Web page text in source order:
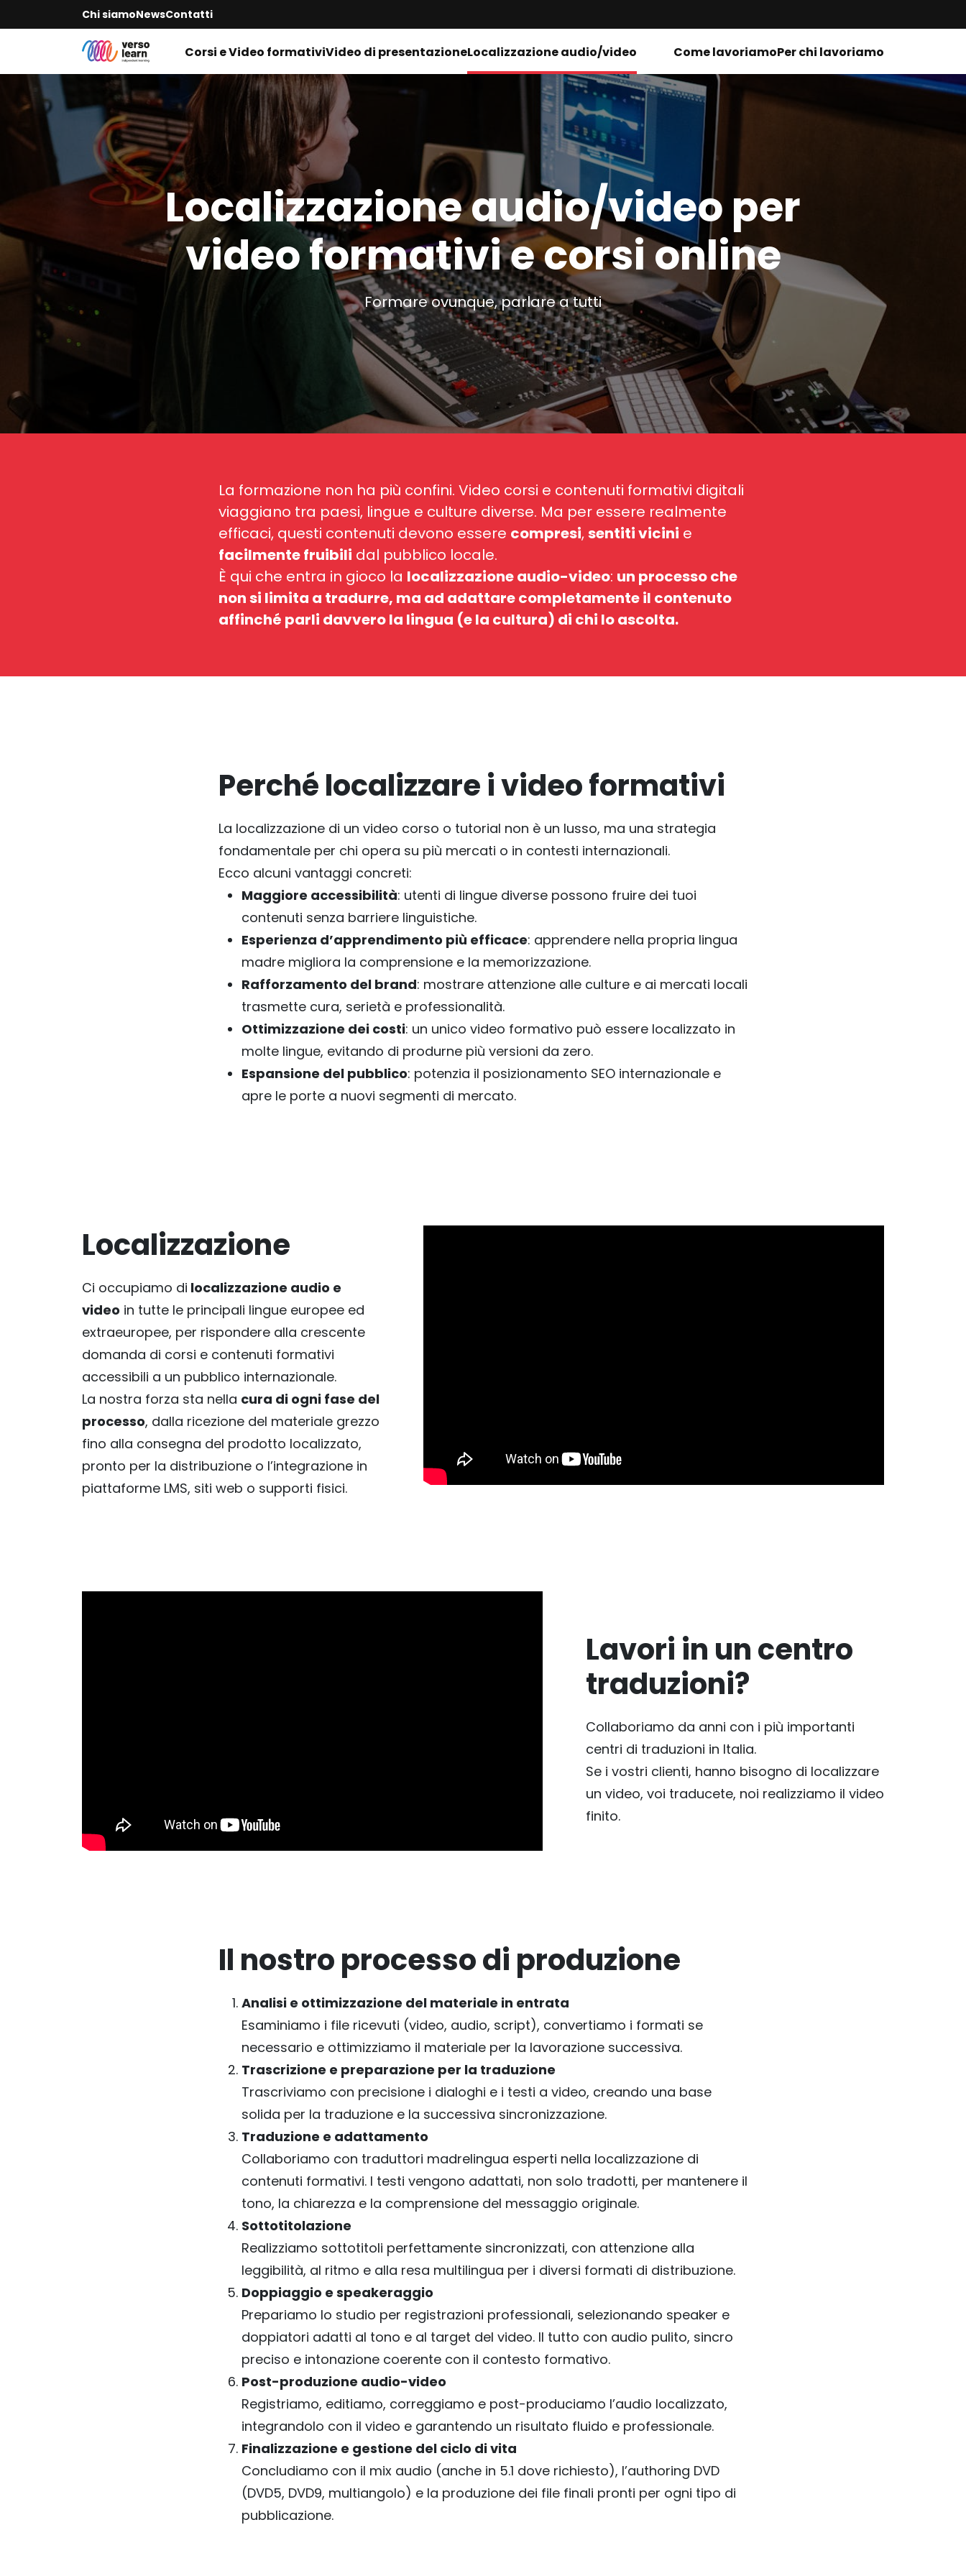
Chi siamoNewsContatti
Corsi e Video formativiVideo di presentazioneLocalizzazione audio/video Come lavoriamoPer chi lavoriamo
Localizzazione audio/video per
video formativi e corsi online
Formare ovunque, parlare a tutti
La formazione non ha più confini. Video corsi e contenuti formativi digitali
viaggiano tra paesi, lingue e culture diverse. Ma per essere realmente
efficaci, questi contenuti devono essere compresi,sentiti vicini e
facilmente fruibili dal pubblico locale.
È qui che entra in gioco la localizzazione audio-video: un processo che
non si limita a tradurre, ma ad adattare completamente il contenuto
affinché parli davvero la lingua (e la cultura) di chi lo ascolta.
Perché localizzare i video formativi
La localizzazione di un video corso o tutorial non è un lusso, ma una strategia
fondamentale per chi opera su più mercati o in contesti internazionali.
Ecco alcuni vantaggi concreti:
Maggiore accessibilità: utenti di lingue diverse possono fruire dei tuoi
contenuti senza barriere linguistiche.
Esperienza d’apprendimento più efficace: apprendere nella propria lingua
madre migliora la comprensione e la memorizzazione.
Rafforzamento del brand: mostrare attenzione alle culture e ai mercati locali
trasmette cura, serietà e professionalità.
Ottimizzazione dei costi: un unico video formativo può essere localizzato in
molte lingue, evitando di produrne più versioni da zero.
Espansione del pubblico: potenzia il posizionamento SEO internazionale e
apre le porte a nuovi segmenti di mercato.
Localizzazione
Ci occupiamo di localizzazione audio e
video in tutte le principali lingue europee ed
extraeuropee, per rispondere alla crescente
domanda di corsi e contenuti formativi
accessibili a un pubblico internazionale.
La nostra forza sta nella cura di ogni fase del
processo, dalla ricezione del materiale grezzo
fino alla consegna del prodotto localizzato,
pronto per la distribuzione o l’integrazione in
piattaforme LMS, siti web o supporti fisici.
Lavori in un centro
traduzioni?
Collaboriamo da anni con i più importanti
centri di traduzioni in Italia.
Se i vostri clienti, hanno bisogno di localizzare
un video, voi traducete, noi realizziamo il video
finito.
Il nostro processo di produzione
Analisi e ottimizzazione del materiale in entrata
Esaminiamo i file ricevuti (video, audio, script), convertiamo i formati se
necessario e ottimizziamo il materiale per la lavorazione successiva.
Trascrizione e preparazione per la traduzione
Trascriviamo con precisione i dialoghi e i testi a video, creando una base
solida per la traduzione e la successiva sincronizzazione.
Traduzione e adattamento
Collaboriamo con traduttori madrelingua esperti nella localizzazione di
contenuti formativi. I testi vengono adattati, non solo tradotti, per mantenere il
tono, la chiarezza e la comprensione del messaggio originale.
Sottotitolazione
Realizziamo sottotitoli perfettamente sincronizzati, con attenzione alla
leggibilità, al ritmo e alla resa multilingua per i diversi formati di distribuzione.
Doppiaggio e speakeraggio
Prepariamo lo studio per registrazioni professionali, selezionando speaker e
doppiatori adatti al tono e al target del video. Il tutto con audio pulito, sincro
preciso e intonazione coerente con il contesto formativo.
Post-produzione audio-video
Registriamo, editiamo, correggiamo e post-produciamo l’audio localizzato,
integrandolo con il video e garantendo un risultato fluido e professionale.
Finalizzazione e gestione del ciclo di vita
Concludiamo con il mix audio (anche in 5.1 dove richiesto), l’authoring DVD
(DVD5, DVD9, multiangolo) e la produzione dei file finali pronti per ogni tipo di
pubblicazione.